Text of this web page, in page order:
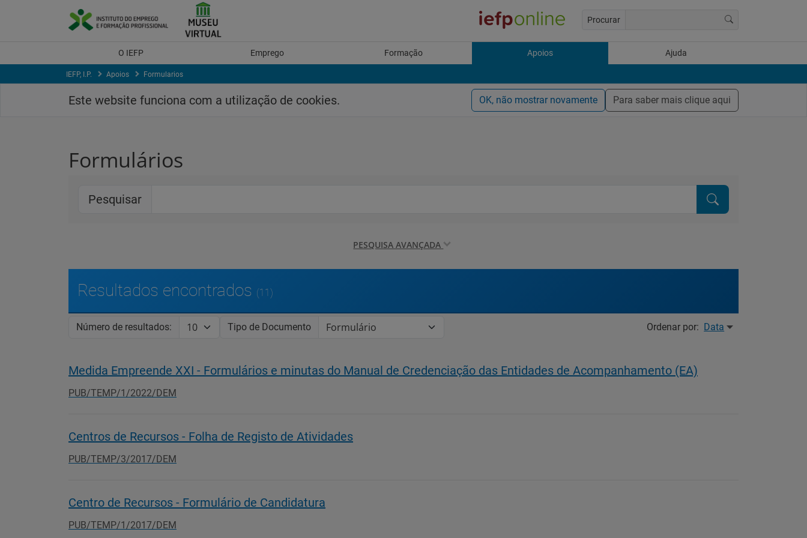
Procurar
O IEFP Emprego Formação Apoios Ajuda
IEFP, I.P. Apoios Formularios
Este website funciona com a utilização de cookies. OK, não mostrar novamente Para saber mais clique aqui
Formulários
Pesquisar
PESQUISA AVANÇADA
Resultados encontrados (11)
Número de resultados: Tipo de Documento Ordenar por: Data
Medida Empreende XXI - Formulários e minutas do Manual de Credenciação das Entidades de Acompanhamento (EA)
PUB/TEMP/1/2022/DEM
Centros de Recursos - Folha de Registo de Atividades
PUB/TEMP/3/2017/DEM
Centro de Recursos - Formulário de Candidatura
PUB/TEMP/1/2017/DEM